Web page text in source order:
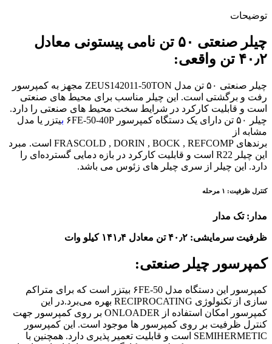
توضیحات
چیلر صنعتی ۵۰ تن نامی پیستونی معادل
۴۰٫۲ تن واقعی:
چیلر صنعتی ۵۰ تن مدل ZEUS142011-50TON مجهز به کمپرسور
رفت و برگشتی است. این چیلر مناسب برای محیط های صنعتی
است و قابلیت کارکرد در شرایط سخت محیط های صنعتی را دارد.
چیلر ۵۰ تن دارای یک دستگاه کمپرسور ۶FE-50-40P
بیتزر یا مدل
مشابه از
برندهای FRASCOLD , DORIN , BOCK , REFCOMP است. مبرد
این چیلر R22 است و قابلیت کارکرد در بازه دمایی گسترده‌ای را
دارد. این چیلر از سری چیلر های زئوس می باشد.
کنترل ظرفیت: ۱ مرحله
مدار: تک مدار
ظرفیت سرمایشی: ۴۰٫۲ تن معادل ۱۴۱٫۴ کیلو وات
کمپرسور چیلر صنعتی:
کمپرسور این دستگاه مدل ۶FE-50 بیتزر است که برای متراکم
سازی از تکنولوژی RECIPROCATING بهره می‌برد.در این
کمپرسور امکان استفاده از ONLOADER بر روی کمپرسور جهت
کنترل ظرفیت بر روی کمپرسور ها موجود است. این کمپرسور
SEMIHERMETIC است و قابلیت تعمیر پذیری دارد. همچنین با